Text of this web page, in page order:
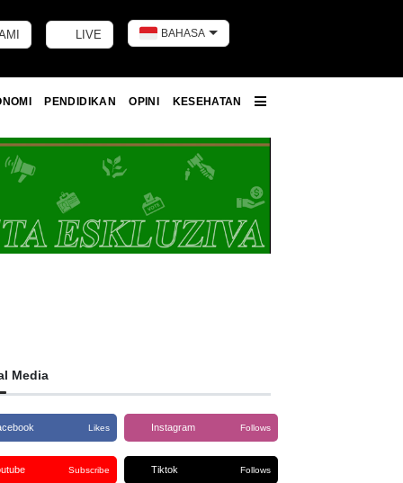
LIVE BAHASA
PENDIDIKAN OPINI
KESEHATAN
Media
Likes Instagram Follows
Subscribe Tiktok Follows